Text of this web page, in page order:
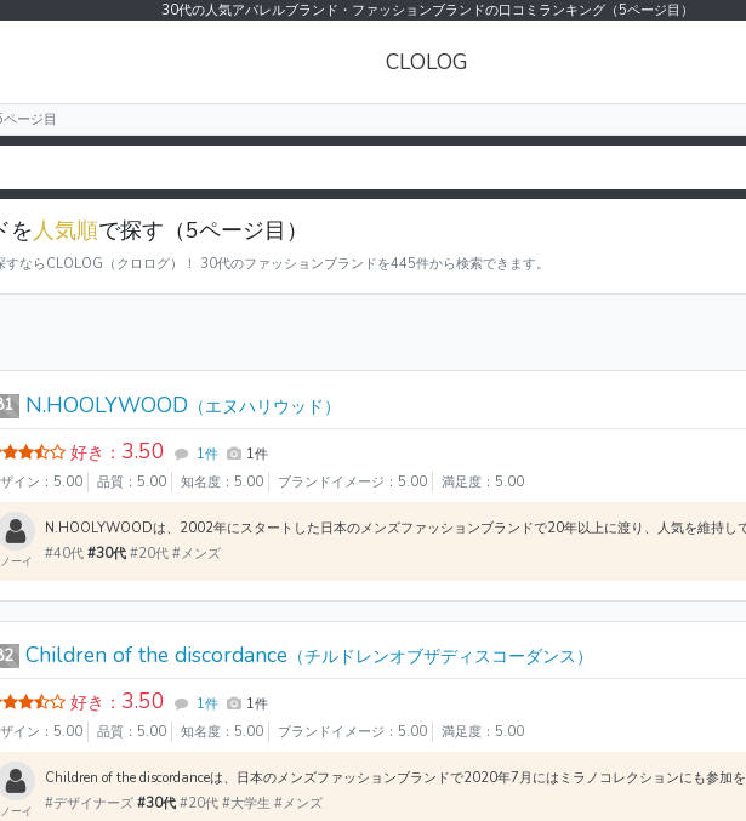
30代の人気アパレルブランド・ファッションブランドの口コミランキング（5ページ目）
CLOLOG
ページ目
を人気順で探す（5ページ目）
ならCLOLOG（クロログ）！ 30代のファッションブランドを445件から検索できます。
N.HOOLYWOOD（エヌハリウッド）
好き： 3.50 1件
1件
イン：5.00
品質：5.00 知名度：5.00 ブランドイメージ：5.00 満足度：5.00
ノーイ
#40代#30代 #20代 #メンズ
Children of the discordance（チルドレンオブザディスコーダンス）
好き： 3.50 1件
1件
イン：5.00
品質：5.00 知名度：5.00 ブランドイメージ：5.00 満足度：5.00
ノーイ
#デザイナーズ#30代 #20代 #大学生 #メンズ